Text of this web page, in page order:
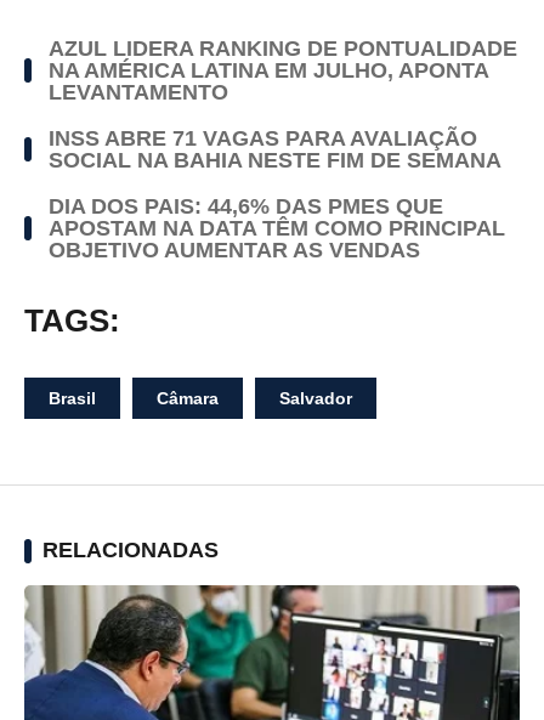
AZUL LIDERA RANKING DE PONTUALIDADE
NA AMÉRICA LATINA EM JULHO, APONTA
LEVANTAMENTO
INSS ABRE 71 VAGAS PARA AVALIAÇÃO
SOCIAL NA BAHIA NESTE FIM DE SEMANA
DIA DOS PAIS: 44,6% DAS PMES QUE
APOSTAM NA DATA TÊM COMO PRINCIPAL
OBJETIVO AUMENTAR AS VENDAS
TAGS:
Brasil Câmara Salvador
RELACIONADAS